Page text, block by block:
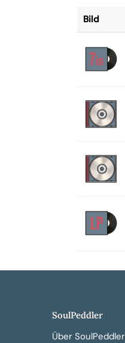
Bild
SoulPeddler
Über SoulPeddler